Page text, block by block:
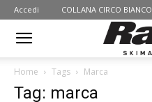
Accedi COLLANA CIRCO BIANCO
Home Tags Marca
Tag: marca